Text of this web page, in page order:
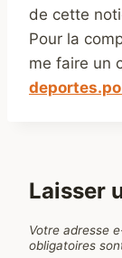
de cette
Pour la
me faire un
Laisser
Votre adresse
obligatoires